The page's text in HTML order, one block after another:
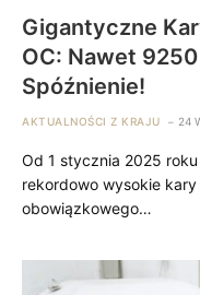
Gigantyczne
OC: Nawet
Spóźnienie!
AKTUALNOŚCI Z KRAJU 24
Od 1 stycznia 2025
rekordowo wysokie
obowiązkowego…